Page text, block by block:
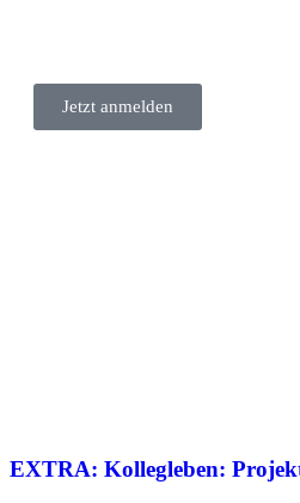
Jetzt anmelden
EXTRA: Kollegleben: